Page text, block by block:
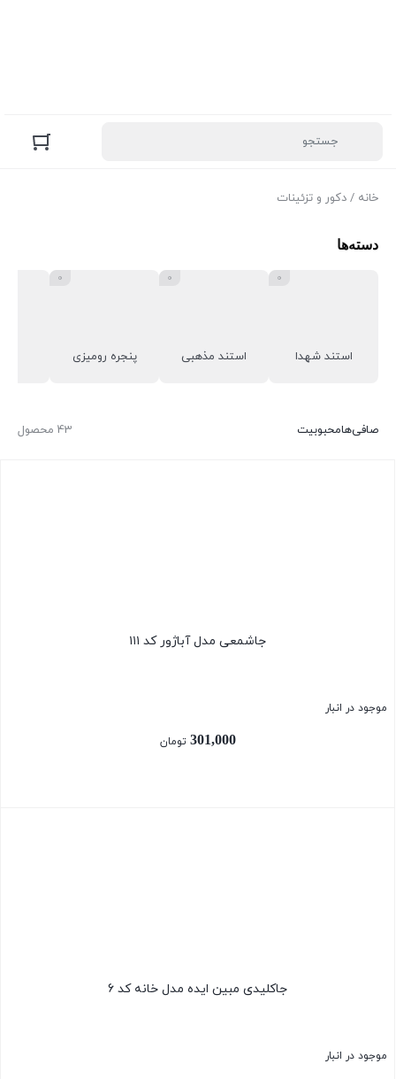
خانه / دکور و تزئینات
دسته‌ها
استند شهدا
0
استند مذهبی
0
پنجره رومیزی
0
43 محصول صافی‌هامحبوبیت
جاشمعی مدل آباژور کد ۱۱۱
موجود در انبار
301,000 تومان
جاکلیدی مبین ایده مدل خانه کد 6
موجود در انبار